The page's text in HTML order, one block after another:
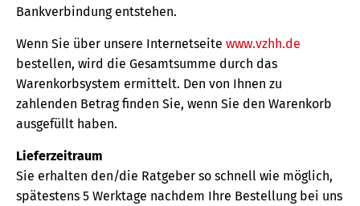
Bankverbindung entstehen.
Wenn Sie über unsere Internetseite www.vzhh.de
bestellen, wird die Gesamtsumme durch das
Warenkorbsystem ermittelt. Den von Ihnen zu
zahlenden Betrag finden Sie, wenn Sie den Warenkorb
ausgefüllt haben.
Lieferzeitraum
Sie erhalten den/die Ratgeber so schnell wie möglich,
spätestens 5 Werktage nachdem Ihre Bestellung bei uns